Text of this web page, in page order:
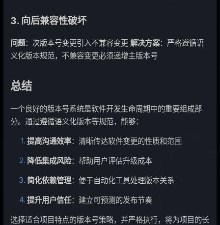
3. 向后兼容性破坏
问题：次版本号变更引入不兼容变更 解决方案：严格遵循语
义化版本规范，不兼容变更必须递增主版本号
总结
一个良好的版本号系统是软件开发生命周期中的重要组成部
分。通过遵循语义化版本等规范，能够：
提高沟通效率：清晰传达软件变更的性质和范围
降低集成风险：帮助用户评估升级成本
简化依赖管理：便于自动化工具处理版本关系
提升用户信任：建立可预测的发布节奏
选择适合项目特点的版本号策略，并严格执行，将为项目的长